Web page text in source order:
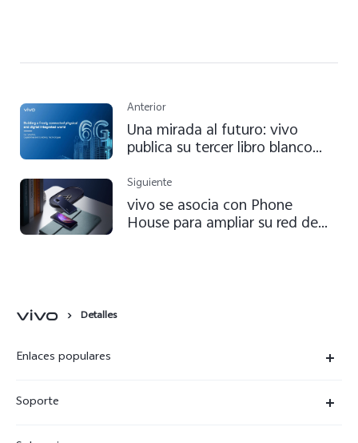
Anterior
Una mirada al futuro: vivo
publica su tercer libro blanco
tecnologías habilitadoras de 6G
Siguiente
vivo se asocia con Phone
House para ampliar su red de
Detalles
Enlaces populares
Soporte